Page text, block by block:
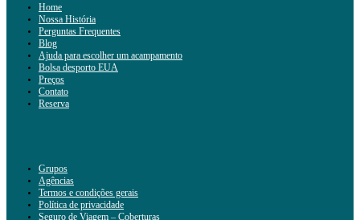
Home
Nossa História
Perguntas Frequentes
Blog
Ajuda para escolher um acampamento
Bolsa desporto EUA
Preços
Contato
Reserva
Grupos
Agências
Termos e condições gerais
Política de privacidade
Seguro de Viagem – Coberturas